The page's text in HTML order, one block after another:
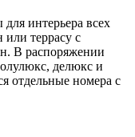
интерьера всех
или террасу с
В распоряжении
делюкс и
отдельные номера с